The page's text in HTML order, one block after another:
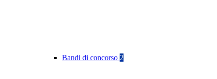
Bandi di concorso 2